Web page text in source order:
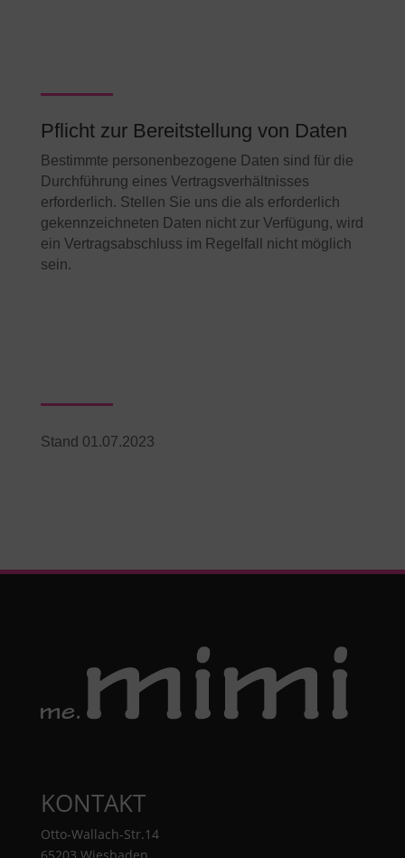
Pflicht zur Bereitstellung von Daten
Bestimmte personenbezogene Daten sind für die
Durchführung eines Vertragsverhältnisses
erforderlich. Stellen Sie uns die als erforderlich
gekennzeichneten Daten nicht zur Verfügung, wird
ein Vertragsabschluss im Regelfall nicht möglich
sein.
Stand 01.07.2023
KONTAKT
Otto-Wallach-Str.14